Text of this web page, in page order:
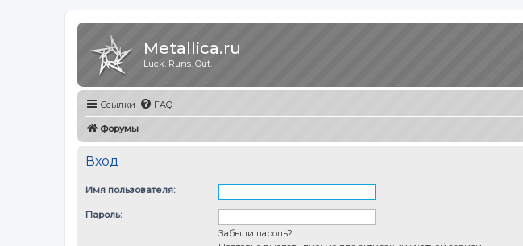
Metallica.ru
Luck. Runs. Out.
Ссылки FAQ
Форумы
Вход
Имя пользователя:
Пароль:
Забыли пароль?